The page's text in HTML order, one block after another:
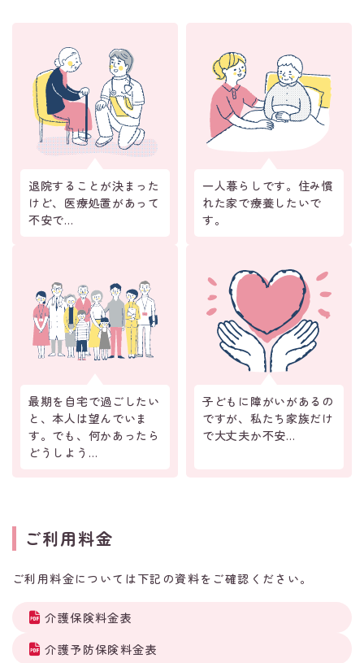
退院することが決まった
けど、医療処置があって
不安で…
一人暮らしです。住み慣
れた家で療養したいで
す。
最期を自宅で過ごしたい
と、本人は望んでいま
す。でも、何かあったら
どうしよう…
子どもに障がいがあるの
ですが、私たち家族だけ
で大丈夫か不安…
ご利用料金
ご利用料金については下記の資料をご確認ください。
介護保険料金表
介護予防保険料金表